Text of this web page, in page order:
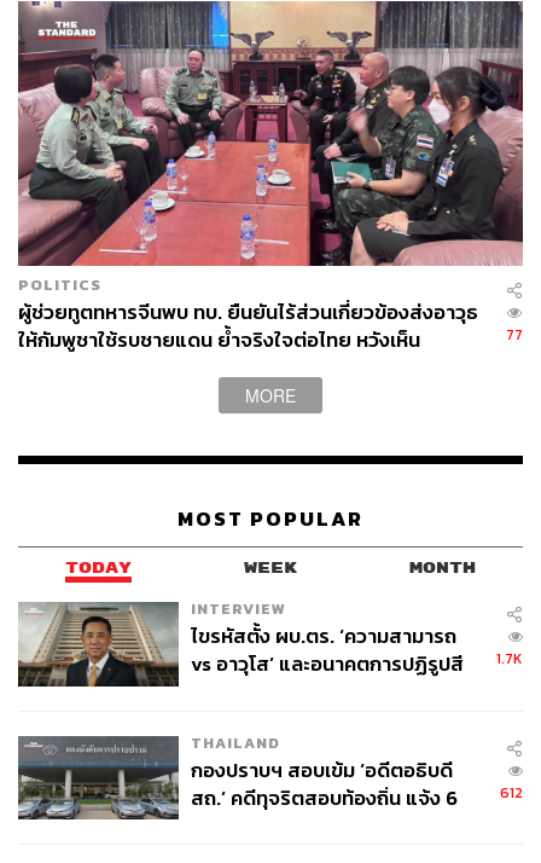
POLITICS
ผู้ช่วยทูตทหารจีนพบ ทบ. ยืนยันไร้ส่วนเกี่ยวข้องส่งอาวุธ
ให้กัมพูชาใช้รบชายแดน ย้ำจริงใจต่อไทย หวังเห็น
77
MORE
MOST POPULAR
TODAY WEEK MONTH
INTERVIEW
ไขรหัสตั้ง ผบ.ตร. ‘ความสามารถ
vs อาวุโส’ และอนาคตการปฏิรูปสี
1.7K
THAILAND
กองปราบฯ สอบเข้ม ‘อดีตอธิบดี
สถ.’ คดีทุจริตสอบท้องถิ่น แจ้ง 6
612